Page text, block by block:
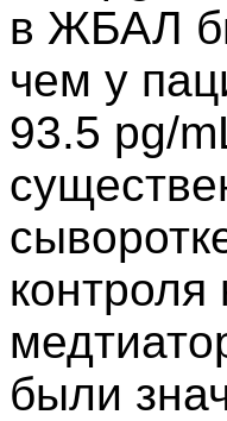
в ЖБАЛ
чем у
93.5 pg/
контроля
были